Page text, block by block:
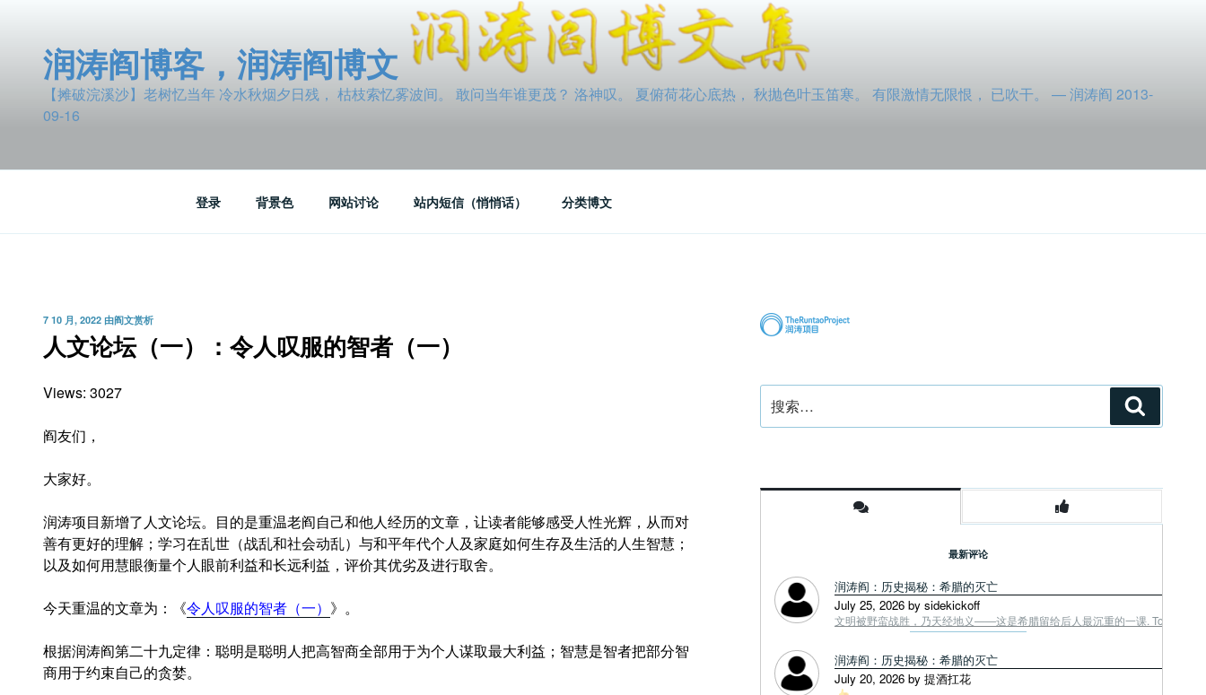
润涛阎博客，润涛阎博文
【摊破浣溪沙】老树忆当年 冷水秋烟夕日残， 枯枝索忆雾波间。 敢问当年谁更茂？ 洛神叹。 夏俯荷花心底热， 秋抛色叶玉笛寒。 有限激情无限恨， 已吹干。 — 润涛阎 2013-
09-16
登录 背景色 网站讨论 站内短信（悄悄话） 分类博文
发
于
7 10 月, 2022 由阎文赏析
人文论坛（一）：令人叹服的智者（一）
Views: 3027
阎友们，
大家好。
润涛项目新增了人文论坛。目的是重温老阎自己和他人经历的文章，让读者能够感受人性光辉，从而对
善有更好的理解；学习在乱世（战乱和社会动乱）与和平年代个人及家庭如何生存及生活的人生智慧；
以及如何用慧眼衡量个人眼前利益和长远利益，评价其优劣及进行取舍。
今天重温的文章为：《令人叹服的智者（一） 》。
根据润涛阎第二十九定律：聪明是聪明人把高智商全部用于为个人谋取最大利益；智慧是智者把部分智
商用于约束自己的贪婪。
索：
索
最新评论
润涛阎：历史揭秘：希腊的灭亡
July 25, 2026 by sidekickoff
文明被野蛮战胜，乃天经地义——这是希腊留给后人最沉重的一课. Tough
润涛阎：历史揭秘：希腊的灭亡
July 20, 2026 by 提酒扛花